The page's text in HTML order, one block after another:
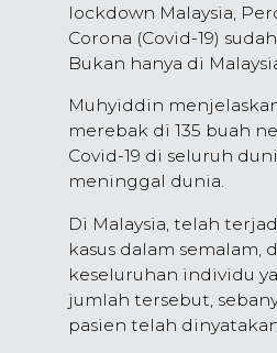
lockdown Malaysia,
Corona (Covid-19)
Bukan hanya di
Muhyiddin
merebak di 135 buah
Covid-19 di seluruh
meninggal dunia.
Di Malaysia, telah
kasus dalam semalam,
keseluruhan individu
jumlah tersebut,
pasien telah